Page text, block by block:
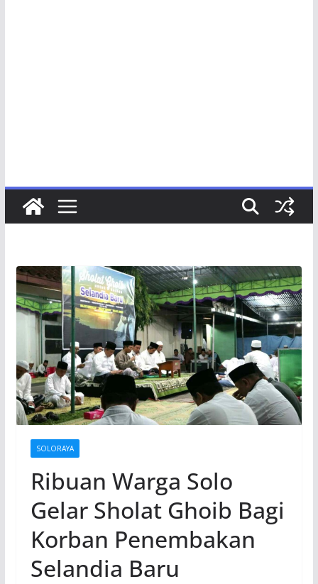
SOLORAYA
Ribuan Warga Solo
Gelar Sholat Ghoib Bagi
Korban Penembakan
Selandia Baru